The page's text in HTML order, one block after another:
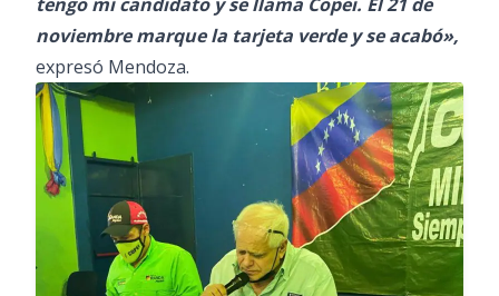
noviembre marque la tarjeta verde y se acabó»,
expresó Mendoza.